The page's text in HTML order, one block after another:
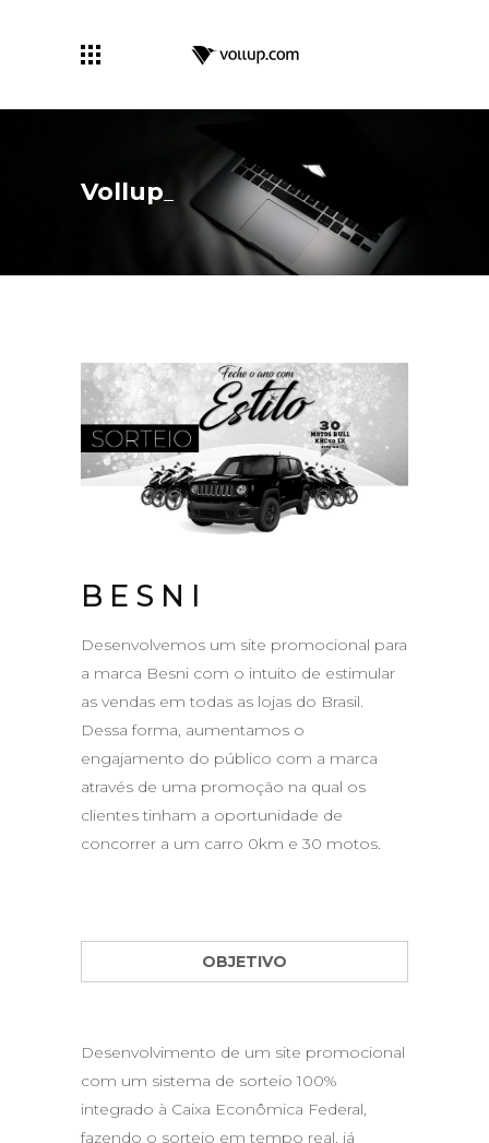
Vollup
BESNI
Desenvolvemos um site promocional para
a marca Besni com o intuito de estimular
as vendas em todas as lojas do Brasil.
Dessa forma, aumentamos o
engajamento do público com a marca
através de uma promoção na qual os
clientes tinham a oportunidade de
concorrer a um carro 0km e 30 motos.
OBJETIVO
Desenvolvimento de um site promocional
com um sistema de sorteio 100%
integrado à Caixa Econômica Federal,
fazendo o sorteio em tempo real, já